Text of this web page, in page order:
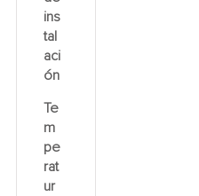
ins
tal
aci
ón
Te
m
pe
rat
ur